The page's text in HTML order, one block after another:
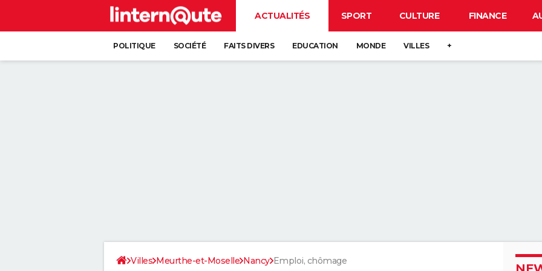
ACTUALITÉS SPORT CULTURE FINANCE
POLITIQUE SOCIÉTÉ FAITS DIVERS EDUCATION MONDE VILLES +
Villes Meurthe-et-Moselle Nancy Emploi, chômage